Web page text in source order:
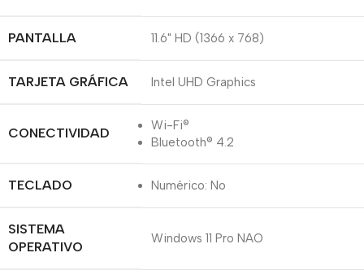
PANTALLA 11.6" HD (1366 x 768)
TARJETA GRÁFICA Intel UHD Graphics
CONECTIVIDAD
Wi-Fi®
Bluetooth® 4.2
TECLADO Numérico: No
SISTEMA
OPERATIVO
Windows 11 Pro NAO